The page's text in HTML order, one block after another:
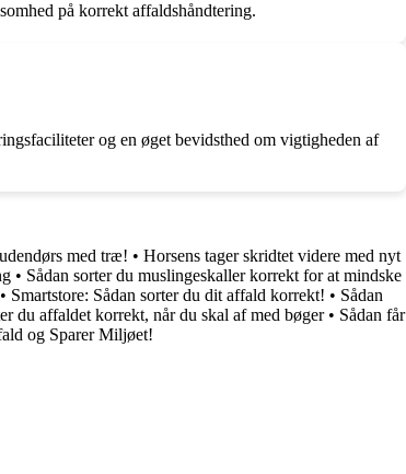
på korrekt affaldshåndtering.
og en øget bevidsthed om vigtigheden af
med træ! • Horsens tager skridtet videre med nyt
• Sådan sorter du muslingeskaller korrekt for at mindske
• Smartstore: Sådan sorter du dit affald korrekt! • Sådan
du affaldet korrekt, når du skal af med bøger• Sådan får
og Sparer Miljøet!